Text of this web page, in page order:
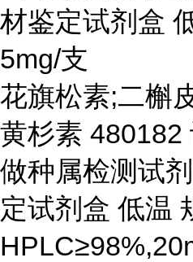
材鉴定试剂盒
5mg/支
花旗松素;二槲
黄杉素
做种属检测试
定试剂盒 低温